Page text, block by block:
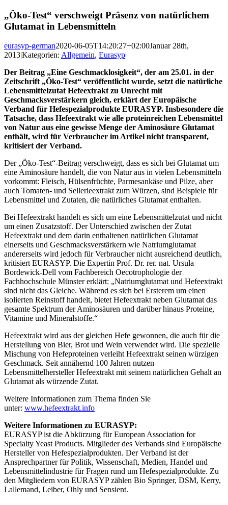
„Öko-Test“ verschweigt Präsenz von natürlichem
Glutamat in Lebensmitteln
eurasyp-german2020-06-05T14:20:27+02:00Januar 28th,
2013|Kategorien: Allgemein, Eurasyp|
Der Beitrag „Eine Geschmacklosigkeit“, der am 25.01. in der
Zeitschrift „Öko-Test“ veröffentlicht wurde, setzt die natürliche
Lebensmittelzutat Hefeextrakt zu Unrecht mit
Geschmacksverstärkern gleich, erklärt der Europäische
Verband für Hefespezialprodukte EURASYP. Insbesondere die
Tatsache, dass Hefeextrakt wie alle proteinreichen Lebensmittel
von Natur aus eine gewisse Menge der Aminosäure Glutamat
enthält, wird für Verbraucher im Artikel nicht transparent,
kritisiert der Verband.
Der „Öko-Test“-Beitrag verschweigt, dass es sich bei Glutamat um
eine Aminosäure handelt, die von Natur aus in vielen Lebensmitteln
vorkommt: Fleisch, Hülsenfrüchte, Parmesankäse und Pilze, aber
auch Tomaten- und Sellerieextrakt zum Würzen, sind Beispiele für
Lebensmittel und Zutaten, die natürliches Glutamat enthalten.
Bei Hefeextrakt handelt es sich um eine Lebensmittelzutat und nicht
um einen Zusatzstoff. Der Unterschied zwischen der Zutat
Hefeextrakt und dem darin enthaltenen natürlichen Glutamat
einerseits und Geschmacksverstärkern wie Natriumglutamat
andererseits wird jedoch für Verbraucher nicht ausreichend deutlich,
kritisiert EURASYP. Die Expertin Prof. Dr. rer. nat. Ursula
Bordewick-Dell vom Fachbereich Oecotrophologie der
Fachhochschule Münster erklärt: „Natriumglutamat und Hefeextrakt
sind nicht das Gleiche. Während es sich bei Ersterem um einen
isolierten Reinstoff handelt, bietet Hefeextrakt neben Glutamat das
gesamte Spektrum der Aminosäuren und darüber hinaus Proteine,
Vitamine und Mineralstoffe.“
Hefeextrakt wird aus der gleichen Hefe gewonnen, die auch für die
Herstellung von Bier, Brot und Wein verwendet wird. Die spezielle
Mischung von Hefeproteinen verleiht Hefeextrakt seinen würzigen
Geschmack. Seit annähernd 100 Jahren nutzen
Lebensmittelhersteller Hefeextrakt mit seinem natürlichen Gehalt an
Glutamat als würzende Zutat.
Weitere Informationen zum Thema finden Sie
unter: www.hefeextrakt.info
Weitere Informationen zu EURASYP:
EURASYP ist die Abkürzung für European Association for
Specialty Yeast Products. Mitglieder des Verbands sind Europäische
Hersteller von Hefespezialprodukten. Der Verband ist der
Ansprechpartner für Politik, Wissenschaft, Medien, Handel und
Lebensmittelindustrie für Fragen rund um Hefespezialprodukte. Zu
den Mitgliedern von EURASYP zählen Bio Springer, DSM, Kerry,
Lallemand, Leiber, Ohly und Sensient.